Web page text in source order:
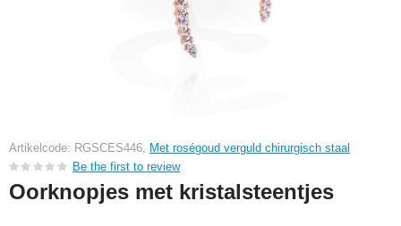
Artikelcode: RGSCES446, Met roségoud verguld chirurgisch staal
Be the first to review
Oorknopjes met kristalsteentjes